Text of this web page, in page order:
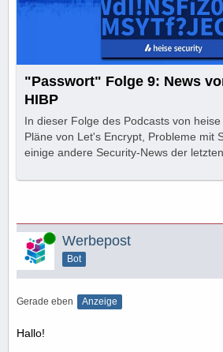
"Passwort" Folge 9: News
HIBP
In dieser Folge des Podcasts von
Pläne von Let's Encrypt, Probleme mit
einige andere Security-News der letzten
Online Werbepost
Bot
Gerade eben Anzeige
Hallo!